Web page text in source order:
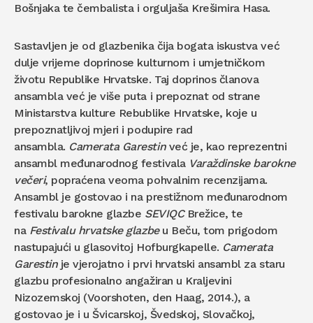
Bošnjaka te čembalista i orguljaša Krešimira Hasa.
Sastavljen je od glazbenika čija bogata iskustva već
dulje vrijeme doprinose kulturnom i umjetničkom
životu Republike Hrvatske. Taj doprinos članova
ansambla već je više puta i prepoznat od strane
Ministarstva kulture Rebublike Hrvatske, koje u
prepoznatljivoj mjeri i podupire rad
ansambla. Camerata Garestinveć je, kao reprezentni
ansambl međunarodnog festivala Varaždinske barokne
večeri, popraćena veoma pohvalnim recenzijama.
Ansambl je gostovao i na prestižnom međunarodnom
festivalu barokne glazbe SEVIQCBrežice, te
na Festivalu hrvatske glazbeu Beču, tom prigodom
nastupajući u glasovitoj Hofburgkapelle. Camerata
Garestinje vjerojatno i prvi hrvatski ansambl za staru
glazbu profesionalno angažiran u Kraljevini
Nizozemskoj (Voorshoten, den Haag, 2014.), a
gostovao je i u Švicarskoj, Švedskoj, Slovačkoj,